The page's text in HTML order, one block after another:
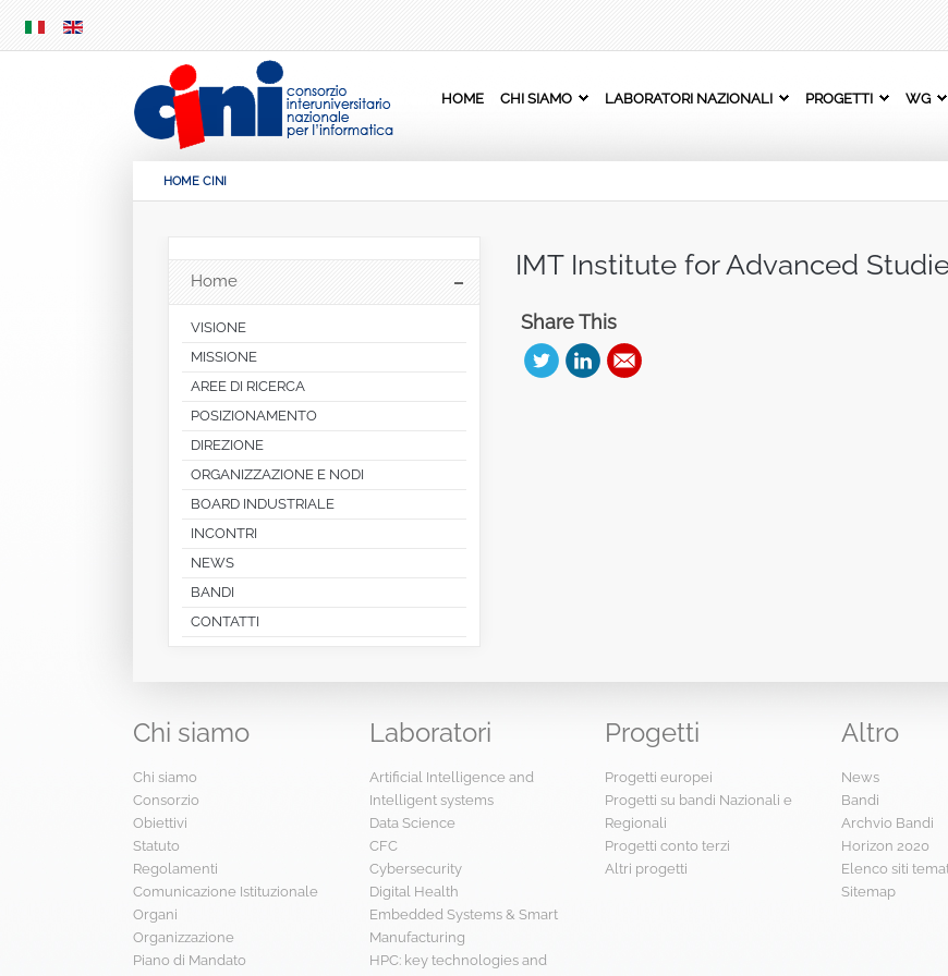
MENU
HOME CHI SIAMO LABORATORI NAZIONALI PROGETTI WG
HOME CINI
IMT Institute for Advanced
Share This
Home
VISIONE
MISSIONE
AREE DI RICERCA
POSIZIONAMENTO
DIREZIONE
ORGANIZZAZIONE E NODI
BOARD INDUSTRIALE
INCONTRI
NEWS
BANDI
CONTATTI
Chi siamo
Chi siamo
Consorzio
Obiettivi
Statuto
Regolamenti
Comunicazione Istituzionale
Organi
Organizzazione
Piano di Mandato
Laboratori
Artificial Intelligence and
Intelligent systems
Data Science
CFC
Cybersecurity
Digital Health
Embedded Systems & Smart
Manufacturing
HPC: key technologies and
Progetti
Progetti europei
Progetti su bandi Nazionali e
Regionali
Progetti conto terzi
Altri progetti
Altro
News
Bandi
Archvio Bandi
Horizon 2020
Elenco siti
Sitemap